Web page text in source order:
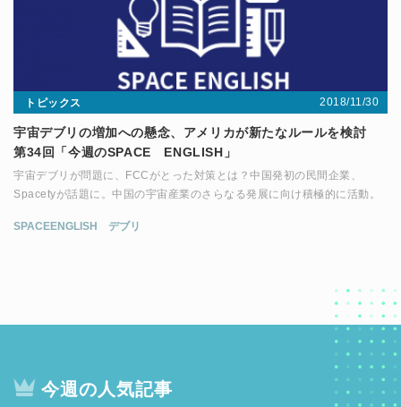
トピックス 2018/11/30
宇宙デブリの増加への懸念、アメリカが新たなルールを検討
第34回「今週のSPACE ENGLISH」
宇宙デブリが問題に、FCCがとった対策とは？中国発初の民間企業、
Spacetyが話題に。中国の宇宙産業のさらなる発展に向け積極的に活動。
SPACEENGLISH デブリ
今週の人気記事